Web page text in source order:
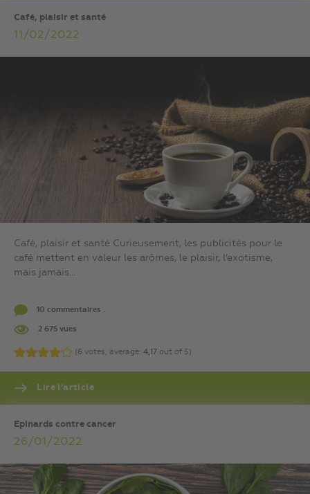
Café, plaisir et santé
11/02/2022
Café, plaisir et santé Curieusement, les publicités pour le
café mettent en valeur les arômes, le plaisir, l’exotisme,
mais jamais...
10 commentaires .
2 675 vues
(6 votes, average: 4,17 out of 5)
Lire l’article
Epinards contre cancer
26/01/2022